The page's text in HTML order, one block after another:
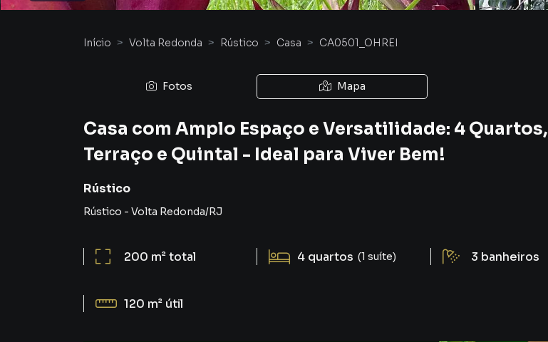
Início Volta Redonda Rústico Casa CA0501_OHREI
Fotos Mapa
Casa com Amplo Espaço e Versatilidade: 4 Quartos,
Terraço e Quintal - Ideal para Viver Bem!
Rústico
Rústico - Volta Redonda/RJ
200 m²total 4 quartos (1 suíte) 3 banheiros
120 m² útil